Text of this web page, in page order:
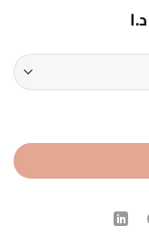
د.ا
السعر:
من